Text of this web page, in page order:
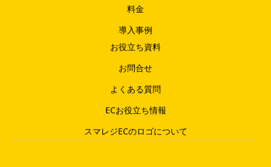
料金
導入事例
お役立ち資料
お問合せ
よくある質問
ECお役立ち情報
スマレジECのロゴについて